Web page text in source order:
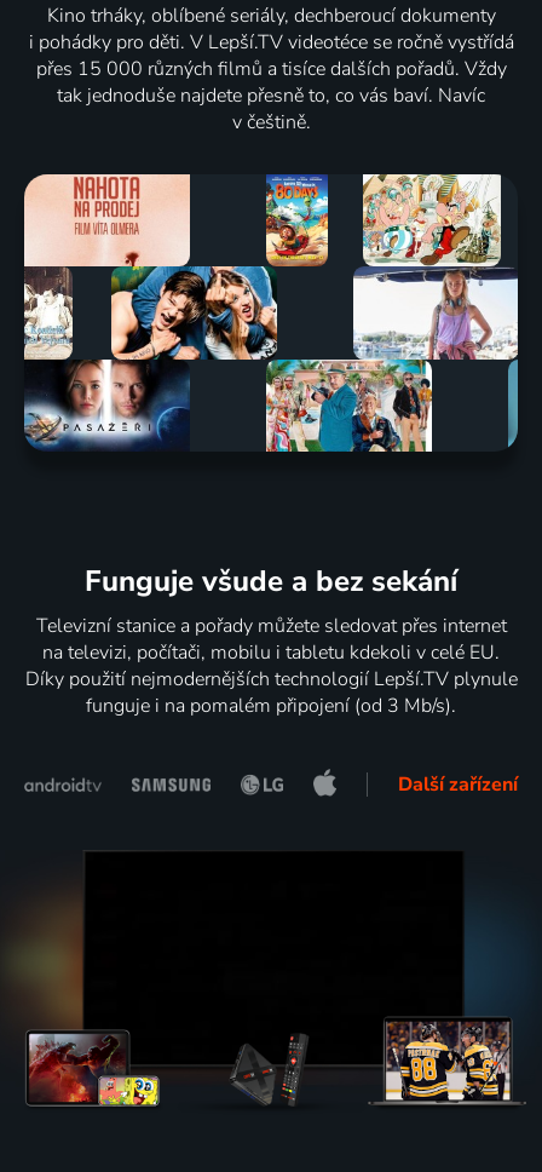
Kino trháky, oblíbené seriály, dechberoucí dokumenty
i pohádky pro děti. V Lepší.TV videotéce se ročně vystřídá
přes 15 000 různých filmů a tisíce dalších pořadů. Vždy
tak jednoduše najdete přesně to, co vás baví. Navíc
v češtině.
Funguje všude a bez sekání
Televizní stanice a pořady můžete sledovat přes internet
na televizi, počítači, mobilu i tabletu kdekoli v celé EU.
Díky použití nejmodernějších technologií Lepší.TV plynule
funguje i na pomalém připojení (od 3 Mb/s).
Další zařízení